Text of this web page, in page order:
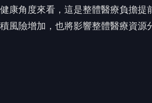
康角度來看，這是整體醫療負擔提
風險增加，也將影響整體醫療資源